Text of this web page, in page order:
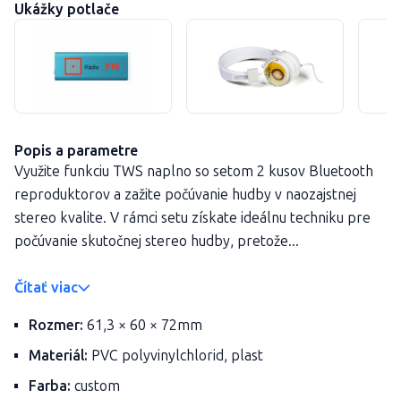
Ukážky potlače
Popis a parametre
Využite funkciu TWS naplno so setom 2 kusov Bluetooth
reproduktorov a zažite počúvanie hudby v naozajstnej
stereo kvalite. V rámci setu získate ideálnu techniku pre
počúvanie skutočnej stereo hudby, pretože...
Čítať viac
Rozmer: 61,3 × 60 × 72mm
Materiál: PVC polyvinylchlorid, plast
Farba: custom